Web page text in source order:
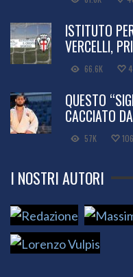
ISTITUTO
VERCELLI,
66.6K
QUESTO
CACCIATO
57K 106
I NOSTRI AUTORI